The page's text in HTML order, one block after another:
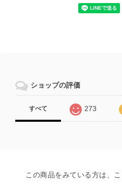
ショップの評価
すべて 273
この商品をみている方は、